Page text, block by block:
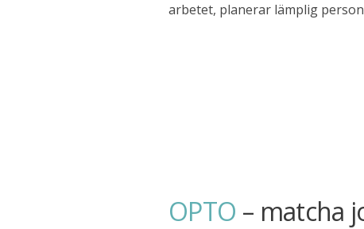
arbetet, planerar lämplig
OPTO – matcha